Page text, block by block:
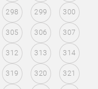
298 299 300
305 306 307
312 313 314
319 320 321